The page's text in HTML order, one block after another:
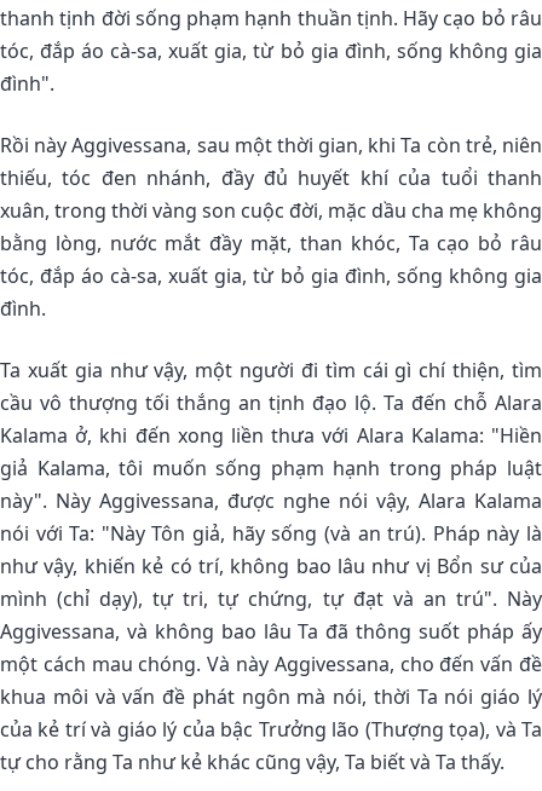
thanh tịnh đời sống phạm hạnh thuần tịnh. Hãy cạo bỏ râu
tóc, đắp áo cà-sa, xuất gia, từ bỏ gia đình, sống không gia
đình".
Rồi này Aggivessana, sau một thời gian, khi Ta còn trẻ, niên
thiếu, tóc đen nhánh, đầy đủ huyết khí của tuổi thanh
xuân, trong thời vàng son cuộc đời, mặc dầu cha mẹ không
bằng lòng, nước mắt đầy mặt, than khóc, Ta cạo bỏ râu
tóc, đắp áo cà-sa, xuất gia, từ bỏ gia đình, sống không gia
đình.
Ta xuất gia như vậy, một người đi tìm cái gì chí thiện, tìm
cầu vô thượng tối thắng an tịnh đạo lộ. Ta đến chỗ Alara
Kalama ở, khi đến xong liền thưa với Alara Kalama: "Hiền
giả Kalama, tôi muốn sống phạm hạnh trong pháp luật
này". Này Aggivessana, được nghe nói vậy, Alara Kalama
nói với Ta: "Này Tôn giả, hãy sống (và an trú). Pháp này là
như vậy, khiến kẻ có trí, không bao lâu như vị Bổn sư của
mình (chỉ dạy), tự tri, tự chứng, tự đạt và an trú". Này
Aggivessana, và không bao lâu Ta đã thông suốt pháp ấy
một cách mau chóng. Và này Aggivessana, cho đến vấn đề
khua môi và vấn đề phát ngôn mà nói, thời Ta nói giáo lý
của kẻ trí và giáo lý của bậc Trưởng lão (Thượng tọa), và Ta
tự cho rằng Ta như kẻ khác cũng vậy, Ta biết và Ta thấy.